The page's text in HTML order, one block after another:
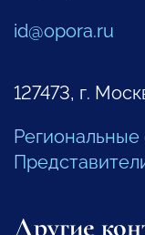
id@opora.ru
127473, г.
Региональные
Другие